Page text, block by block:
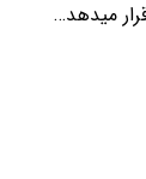
می‏دهد…